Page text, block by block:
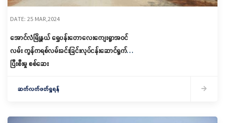
DATE: 25 MAR,2024
အောင်လံမြို့နယ် ရွှေပန်းတောလေးကျေးရွာအဝင်
လမ်း ကွန်ကရစ်လမ်းခင်းခြင်းလုပ်ငန်းဆောင်ရွက်
ပြီးစီးမှု စစ်ဆေး
ဆက်လက်ဖတ်ရှုရန်